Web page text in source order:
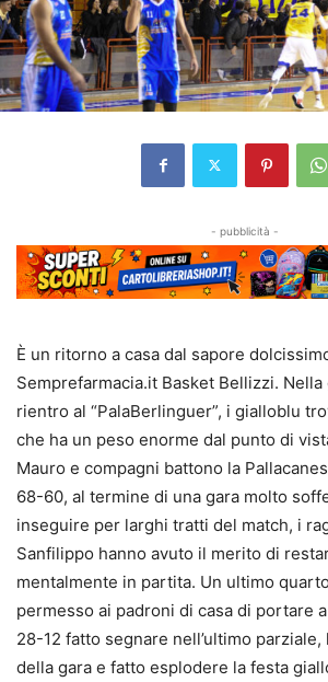
- pubblicità -
È un ritorno a casa dal sapore
Semprefarmacia.it Basket Bellizzi. Nella
rientro al “PalaBerlinguer”, i gialloblu
che ha un peso enorme dal punto di
Mauro e compagni battono la
68-60, al termine di una gara molto
inseguire per larghi tratti del match, i
Sanfilippo hanno avuto il merito di
mentalmente in partita. Un ultimo
permesso ai padroni di casa di portare
28-12 fatto segnare nell’ultimo parziale,
della gara e fatto esplodere la festa